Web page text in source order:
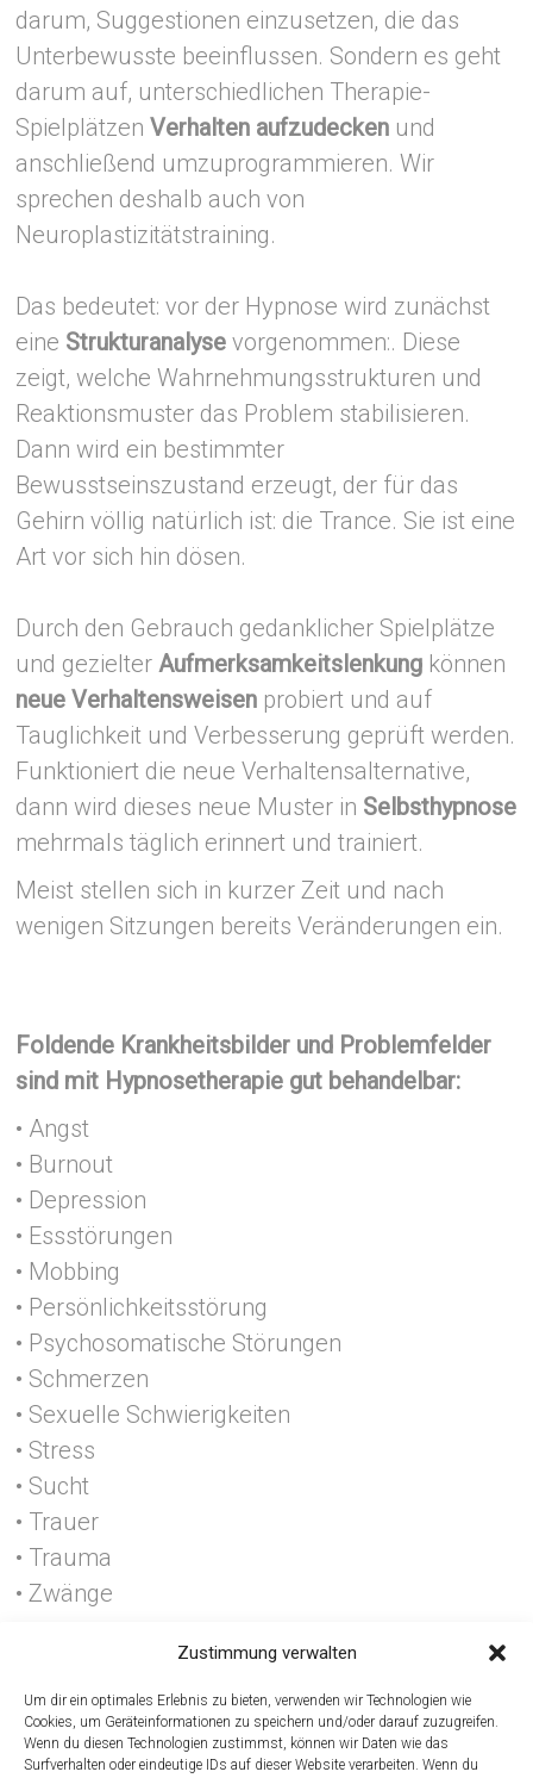
Zustimmung verwalten
Um dir ein optimales Erlebnis zu bieten, verwenden wir Technologien wie
Cookies, um Geräteinformationen zu speichern und/oder darauf zuzugreifen.
Wenn du diesen Technologien zustimmst, können wir Daten wie das
Surfverhalten oder eindeutige IDs auf dieser Website verarbeiten. Wenn du
darum, Suggestionen einzusetzen, die das
Unterbewusste beeinflussen. Sondern es geht
darum auf, unterschiedlichen Therapie-
SpielplätzenVerhalten aufzudecken und
anschließend umzuprogrammieren. Wir
sprechen deshalb auch von
Neuroplastizitätstraining.
Das bedeutet: vor der Hypnose wird zunächst
eine Strukturanalyse vorgenommen:. Diese
zeigt, welche Wahrnehmungsstrukturen und
Reaktionsmuster das Problem stabilisieren.
Dann wird ein bestimmter
Bewusstseinszustand erzeugt, der für das
Gehirn völlig natürlich ist: die Trance. Sie ist eine
Art vor sich hin dösen.
Durch den Gebrauch gedanklicher Spielplätze
und gezielter Aufmerksamkeitslenkung können
neue Verhaltensweisen probiert und auf
Tauglichkeit und Verbesserung geprüft werden.
Funktioniert die neue Verhaltensalternative,
dann wird dieses neue Muster in Selbsthypnose
mehrmals täglich erinnert und trainiert.
Meist stellen sich in kurzer Zeit und nach
wenigen Sitzungen bereits Veränderungen ein.
Foldende Krankheitsbilder und Problemfelder
sind mit Hypnosetherapie gut behandelbar:
• Angst
• Burnout
• Depression
• Essstörungen
• Mobbing
• Persönlichkeitsstörung
• Psychosomatische Störungen
• Schmerzen
• Sexuelle Schwierigkeiten
• Stress
• Sucht
• Trauer
• Trauma
• Zwänge